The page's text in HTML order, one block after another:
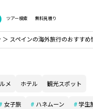
無料見積り
ツアー検索
スペインの海外旅行のおすすめ
メ ホテル 観光スポット
女子旅 ハネムーン 学生